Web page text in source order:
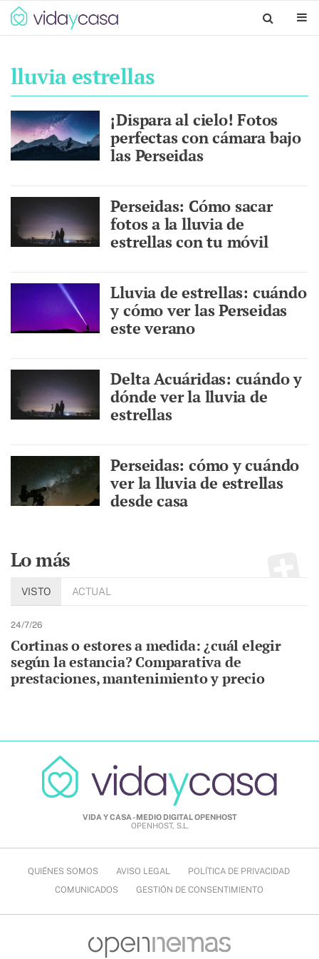
lluvia estrellas
¡Dispara al cielo! Fotos
perfectas con cámara bajo
las Perseidas
Perseidas: Cómo sacar
fotos a la lluvia de
estrellas con tu móvil
Lluvia de estrellas: cuándo
y cómo ver las Perseidas
este verano
Delta Acuáridas: cuándo y
dónde ver la lluvia de
estrellas
Perseidas: cómo y cuándo
ver la lluvia de estrellas
desde casa
Lo más
VISTO ACTUAL
24/7/26
Cortinas o estores a medida: ¿cuál elegir
según la estancia? Comparativa de
prestaciones, mantenimiento y precio
VIDA Y CASA - MEDIO DIGITAL OPENHOST
OPENHOST, S.L.
QUIÉNES SOMOS AVISO LEGAL
POLÍTICA DE PRIVACIDAD
COMUNICADOS
GESTIÓN DE CONSENTIMIENTO